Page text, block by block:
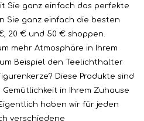
Sie ganz einfach das perfekte
Sie ganz einfach die besten
20 € und 50 € shoppen.
mehr Atmosphäre in Ihrem
Beispiel den Teelichthalter
Diese Produkte sind
in Ihrem Zuhause
haben wir für jeden
verschiedene